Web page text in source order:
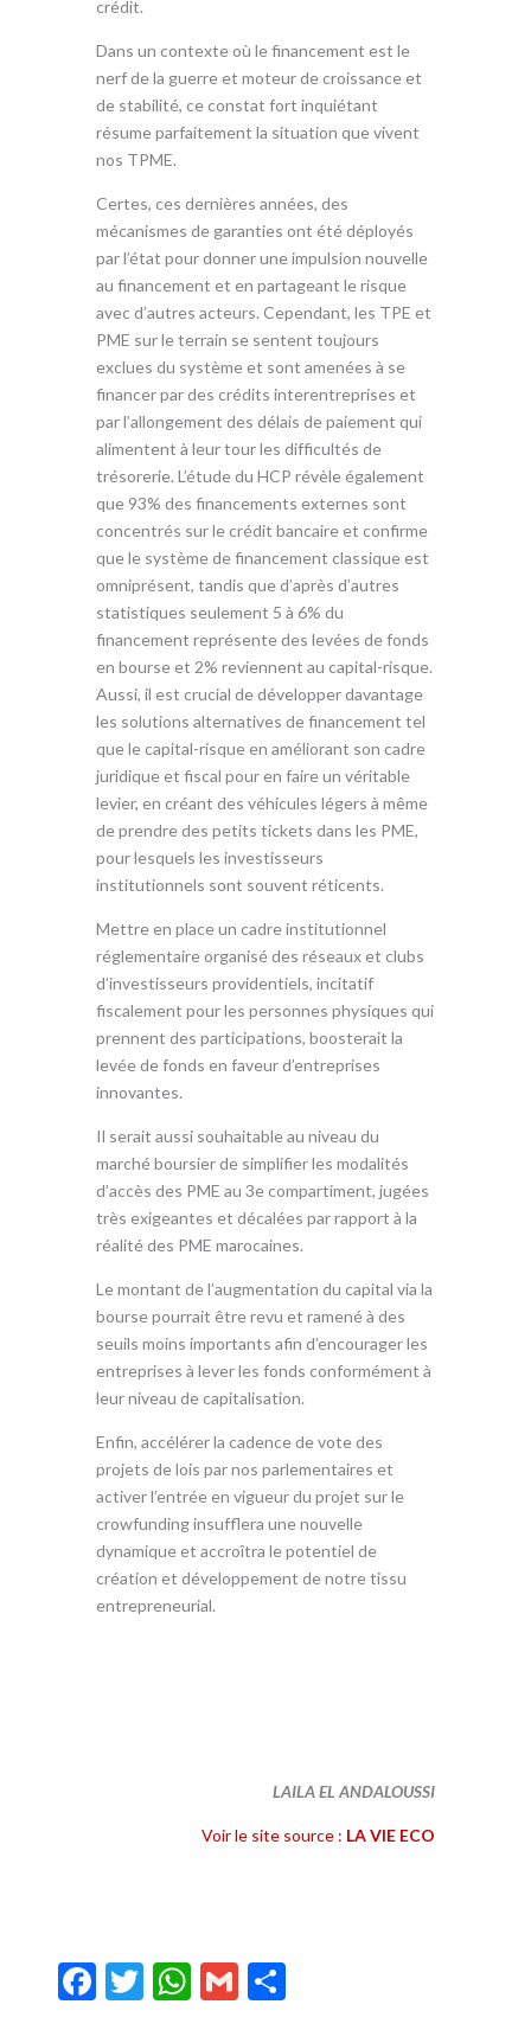
crédit.
Dans un contexte où le financement est le
nerf de la guerre et moteur de croissance et
de stabilité, ce constat fort inquiétant
résume parfaitement la situation que vivent
nos TPME.
Certes, ces dernières années, des
mécanismes de garanties ont été déployés
par l’état pour donner une impulsion nouvelle
au financement et en partageant le risque
avec d’autres acteurs. Cependant, les TPE et
PME sur le terrain se sentent toujours
exclues du système et sont amenées à se
financer par des crédits interentreprises et
par l’allongement des délais de paiement qui
alimentent à leur tour les difficultés de
trésorerie. L’étude du HCP révèle également
que 93% des financements externes sont
concentrés sur le crédit bancaire et confirme
que le système de financement classique est
omniprésent, tandis que d’après d’autres
statistiques seulement 5 à 6% du
financement représente des levées de fonds
en bourse et 2% reviennent au capital-risque.
Aussi, il est crucial de développer davantage
les solutions alternatives de financement tel
que le capital-risque en améliorant son cadre
juridique et fiscal pour en faire un véritable
levier, en créant des véhicules légers à même
de prendre des petits tickets dans les PME,
pour lesquels les investisseurs
institutionnels sont souvent réticents.
Mettre en place un cadre institutionnel
réglementaire organisé des réseaux et clubs
d’investisseurs providentiels, incitatif
fiscalement pour les personnes physiques qui
prennent des participations, boosterait la
levée de fonds en faveur d’entreprises
innovantes.
Il serait aussi souhaitable au niveau du
marché boursier de simplifier les modalités
d’accès des PME au 3e compartiment, jugées
très exigeantes et décalées par rapport à la
réalité des PME marocaines.
Le montant de l’augmentation du capital via la
bourse pourrait être revu et ramené à des
seuils moins importants afin d’encourager les
entreprises à lever les fonds conformément à
leur niveau de capitalisation.
Enfin, accélérer la cadence de vote des
projets de lois par nos parlementaires et
activer l’entrée en vigueur du projet sur le
crowfunding insufflera une nouvelle
dynamique et accroîtra le potentiel de
création et développement de notre tissu
entrepreneurial.
LAILA EL ANDALOUSSI
Voir le site source : LA VIE ECO
F T WG P